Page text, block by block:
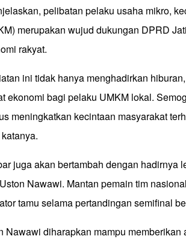
pelibatan pelaku usaha mikro,
merupakan wujud dukungan DPRD
rakyat.
ini tidak hanya menghadirkan
ekonomi bagi pelaku UMKM lokal.
meningkatkan kecintaan masyarakat
juga akan bertambah dengan hadirnya
Nawawi. Mantan pemain tim
tamu selama pertandingan semifinal
Nawawi diharapkan mampu memberikan